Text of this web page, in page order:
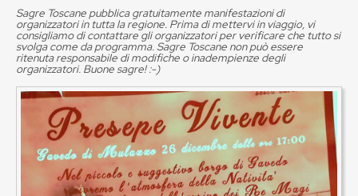
Sagre Toscane pubblica gratuitamente manifestazioni di
organizzatori in tutta la regione. Prima di mettervi in viaggio, vi
consigliamo di contattare gli organizzatori per verificare che tutto si
svolga come da programma. Sagre Toscane non può essere
ritenuta responsabile di modifiche o inadempienze degli
organizzatori. Buone sagre! :-)